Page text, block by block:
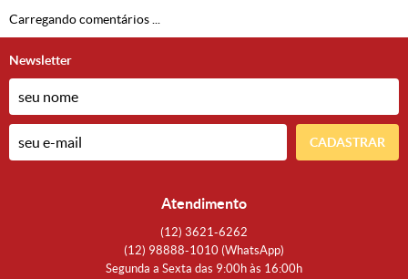
Carregando comentários ...
Newsletter
CADASTRAR
Atendimento
(12) 3621-6262
(12) 98888-1010 (WhatsApp)
Segunda a Sexta das 9:00h às 16:00h